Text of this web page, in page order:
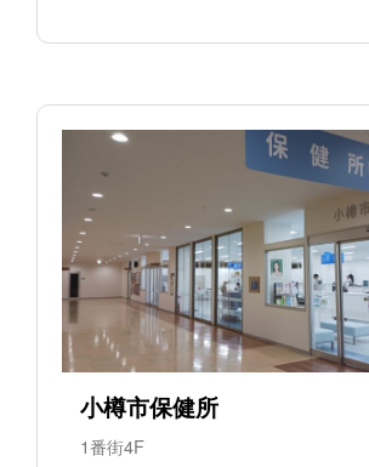
小樽市保健所
1番街4F